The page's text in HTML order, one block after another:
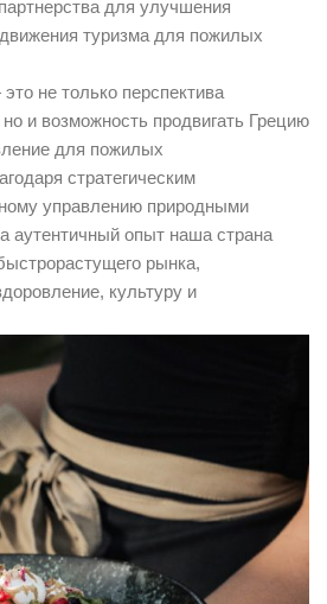
для улучшения
туризма для пожилых
не только перспектива
и возможность продвигать Грецию
для пожилых
стратегическим
управлению природными
аутентичный опыт наша страна
рынка,
культуру и